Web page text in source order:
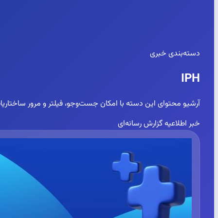
دسته‌بندی خبری
IPH
آرشیو محتوای این دسته با امکان جست‌وجو، فیلتر و مرور
خبر اطلاعیهگزارش رسانه‌ای